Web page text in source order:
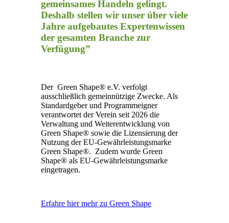
gemeinsames Handeln gelingt.
Deshalb stellen wir unser über viele
Jahre aufgebautes Expertenwissen
der gesamten Branche zur
Verfügung”
Der Green Shape® e.V. verfolgt
ausschließlich gemeinnützige Zwecke. Als
Standardgeber und Programmeigner
verantwortet der Verein seit 2026 die
Verwaltung und Weiterentwicklung von
Green Shape® sowie die Lizensierung der
Nutzung der EU-Gewährleistungsmarke
Green Shape®. Zudem wurde Green
Shape® als EU-Gewährleistungsmarke
eingetragen.
Erfahre hier mehr zu Green Shape